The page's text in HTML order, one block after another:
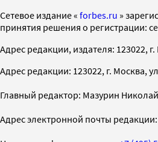
Cетевое издание « forbes.ru »
принятия решения о регистрации:
Адрес редакции, издателя: 123022,
Адрес редакции: 123022, г. Москва,
Главный редактор: Мазурин
Адрес электронной почты редакции: